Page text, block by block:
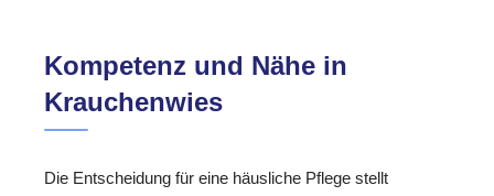
Kompetenz und Nähe in
Krauchenwies
Die Entscheidung für eine häusliche Pflege stellt